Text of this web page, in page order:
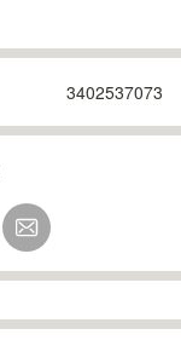
3402537073